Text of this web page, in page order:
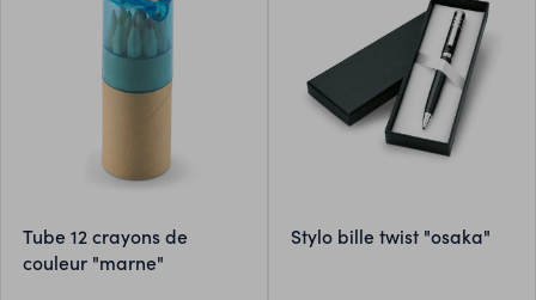
tube 12 crayons de
couleur "marne"
stylo bille twist "osaka"